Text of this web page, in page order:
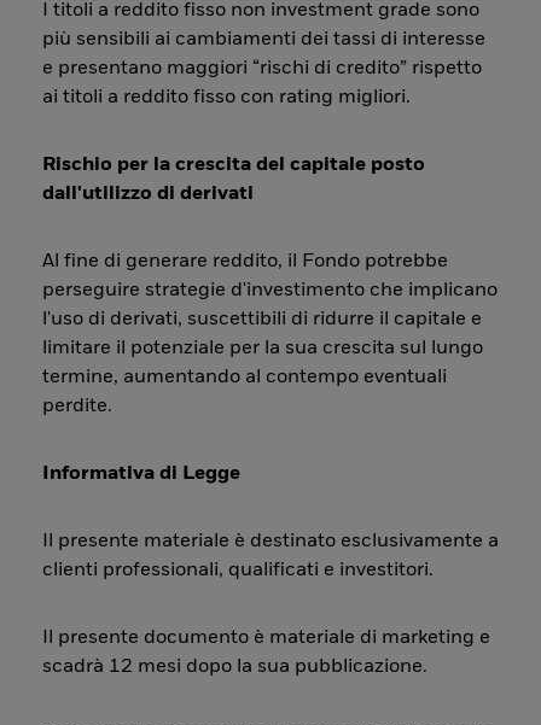
I titoli a reddito fisso non investment grade sono
più sensibili ai cambiamenti dei tassi di interesse
e presentano maggiori “rischi di credito” rispetto
ai titoli a reddito fisso con rating migliori.
Rischio per la crescita del capitale posto
dall'utilizzo di derivati
Al fine di generare reddito, il Fondo potrebbe
perseguire strategie d'investimento che implicano
l'uso di derivati, suscettibili di ridurre il capitale e
limitare il potenziale per la sua crescita sul lungo
termine, aumentando al contempo eventuali
perdite.
Informativa di Legge
Il presente materiale è destinato esclusivamente a
clienti professionali, qualificati e investitori.
Il presente documento è materiale di marketing e
scadrà 12 mesi dopo la sua pubblicazione.